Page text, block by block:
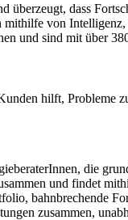
dass
von
und sind mit über
hilft, Probleme
die
und findet
bahnbrechende
zusammen,